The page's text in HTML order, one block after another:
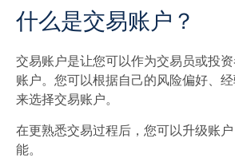
什么是交易账户？
交易账户是让您可以作为交易员或投
账户。您可以根据自己的风险偏好、
来选择交易账户。
在更熟悉交易过程后，您可以升级账
能。